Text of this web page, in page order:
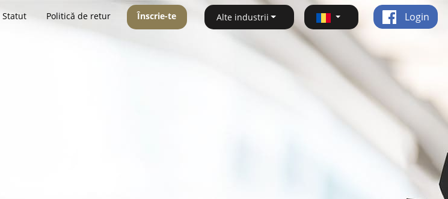
Statut Politică de retur Înscrie-te Alte industrii Login